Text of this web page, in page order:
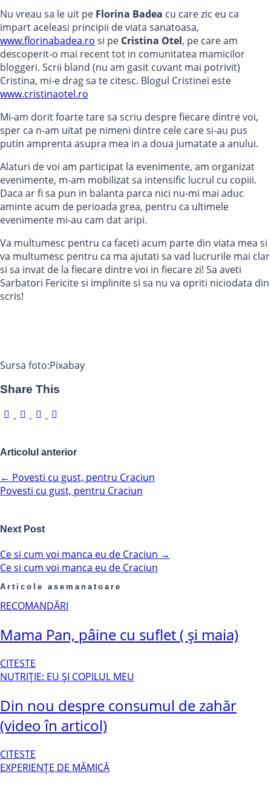
Nu vreau sa le uit pe Florina Badea cu care zic eu ca
impart aceleasi principii de viata sanatoasa,
www.florinabadea.ro si pe Cristina Otel, pe care am
descoperit-o mai recent tot in comunitatea mamicilor
bloggeri. Scrii bland (nu am gasit cuvant mai potrivit)
Cristina, mi-e drag sa te citesc. Blogul Cristinei este
www.cristinaotel.ro
Mi-am dorit foarte tare sa scriu despre fiecare dintre voi,
sper ca n-am uitat pe nimeni dintre cele care si-au pus
putin amprenta asupra mea in a doua jumatate a anului.
Alaturi de voi am participat la evenimente, am organizat
evenimente, m-am mobilizat sa intensific lucrul cu copiii.
Daca ar fi sa pun in balanta parca nici nu-mi mai aduc
aminte acum de perioada grea, pentru ca ultimele
evenimente mi-au cam dat aripi.
Va multumesc pentru ca faceti acum parte din viata mea si
va multumesc pentru ca ma ajutati sa vad lucrurile mai clar
si sa invat de la fiecare dintre voi in fiecare zi! Sa aveti
Sarbatori Fericite si implinite si sa nu va opriti niciodata din
scris!
Sursa foto:Pixabay
Share This
Articolul anterior
← Povesti cu gust, pentru Craciun
Povesti cu gust, pentru Craciun
Next Post
Ce si cum voi manca eu de Craciun →
Ce si cum voi manca eu de Craciun
Articole asemanatoare
RECOMANDĂRI
Mama Pan, pâine cu suflet ( și maia)
CITESTE
NUTRIȚIE: EU ȘI COPILUL MEU
Din nou despre consumul de zahăr
(video în articol)
CITESTE
EXPERIENȚE DE MĂMICĂ